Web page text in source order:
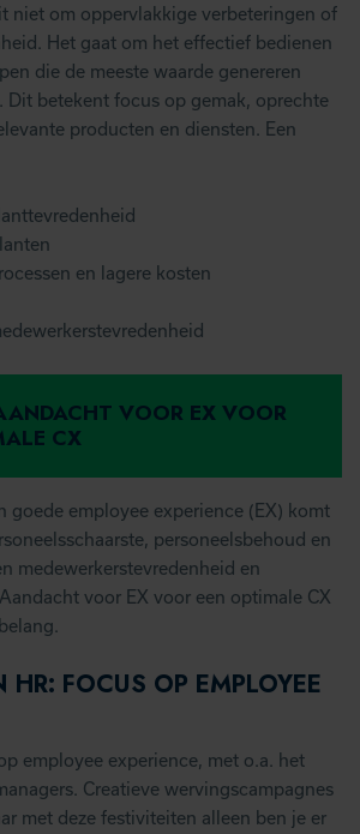
niet om oppervlakkige verbeteringen of
Het gaat om het effectief bedienen
die de meeste waarde genereren
Dit betekent focus op gemak, oprechte
producten en diensten. Een
en lagere kosten
VOOR EX VOOR
CX
goede employee experience (EX) komt
personeelsbehoud en
medewerkerstevredenheid en
voor EX voor een optimale CX
FOCUS OP EMPLOYEE
employee experience, met o.a. het
Creatieve wervingscampagnes
met deze festiviteiten alleen ben je er